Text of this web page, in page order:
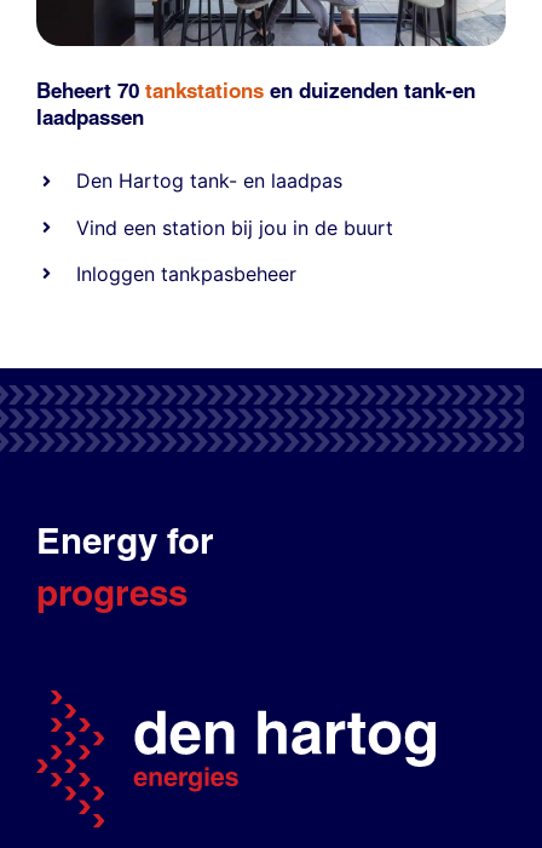
Beheert 70 tankstations en duizenden tank-en
laadpassen
Den Hartog tank- en laadpas
Vind een station bij jou in de buurt
Inloggen tankpasbeheer
Energy for
progress